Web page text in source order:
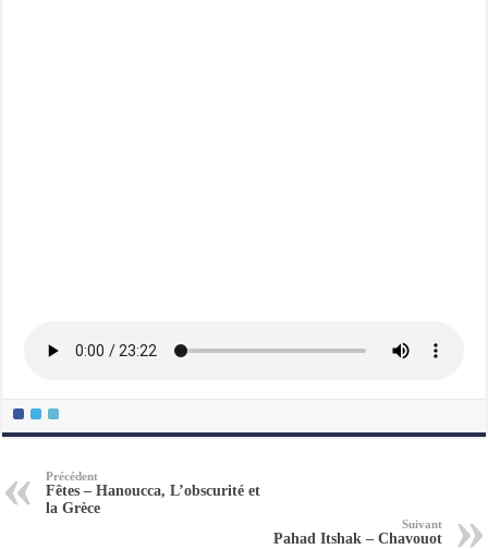
Précédent
Fêtes – Hanoucca, L’obscurité et
la Grèce
Suivant
Pahad Itshak – Chavouot